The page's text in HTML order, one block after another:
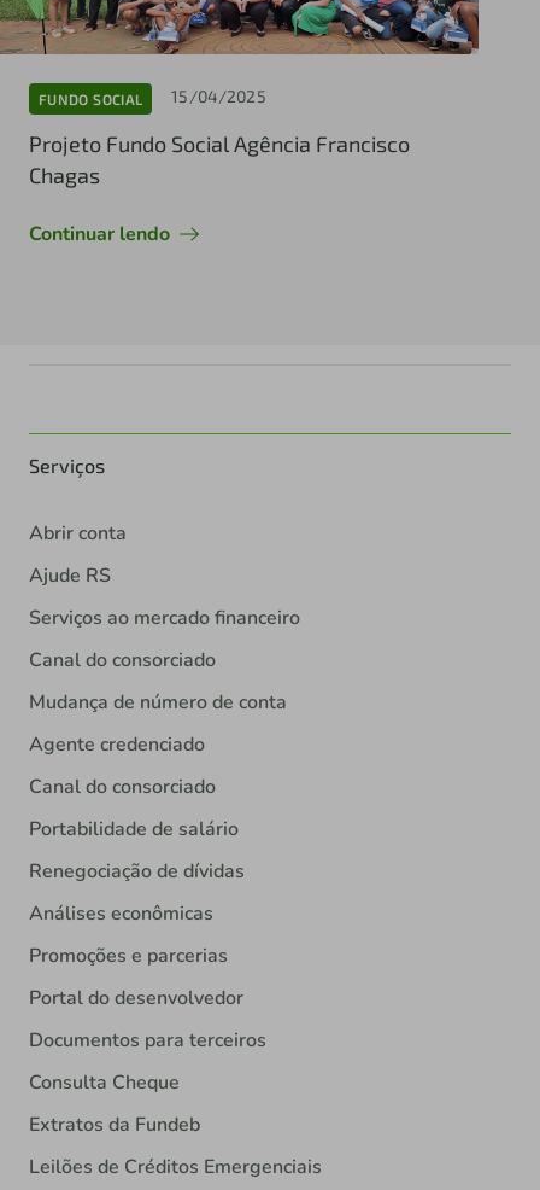
FUNDO SOCIAL 15/04/2025
Projeto Fundo Social Agência Francisco
Chagas
Continuar lendo
Serviços
Abrir conta
Ajude RS
Serviços ao mercado financeiro
Canal do consorciado
Mudança de número de conta
Agente credenciado
Canal do consorciado
Portabilidade de salário
Renegociação de dívidas
Análises econômicas
Promoções e parcerias
Portal do desenvolvedor
Documentos para terceiros
Consulta Cheque
Extratos da Fundeb
Leilões de Créditos Emergenciais